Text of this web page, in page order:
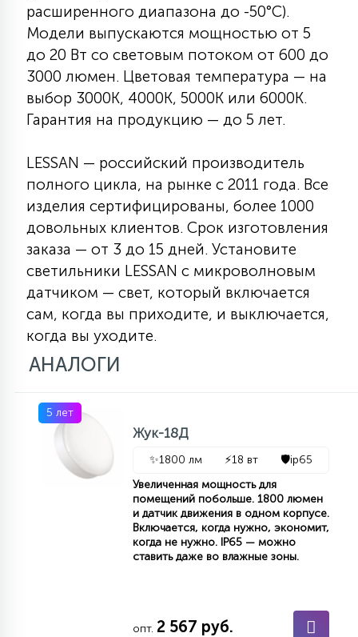
расширенного диапазона до -50°C).
Модели выпускаются мощностью от 5
до 20 Вт со световым потоком от 600 до
3000 люмен. Цветовая температура — на
выбор 3000К, 4000К, 5000К или 6000К.
Гарантия на продукцию — до 5 лет.
LESSAN — российский производитель
полного цикла, на рынке с 2011 года. Все
изделия сертифицированы, более 1000
довольных клиентов. Срок изготовления
заказа — от 3 до 15 дней. Установите
светильники LESSAN с микроволновым
датчиком — свет, который включается
сам, когда вы приходите, и выключается,
когда вы уходите.
АНАЛОГИ
5 лет
Жук-18Д
✨1800 лм ⚡18 вт 🛡️ip65
Увеличенная мощность для
помещений побольше. 1800 люмен
и датчик движения в одном корпусе.
Включается, когда нужно, экономит,
когда не нужно. IP65 — можно
ставить даже во влажные зоны.
опт. 2 567 руб.